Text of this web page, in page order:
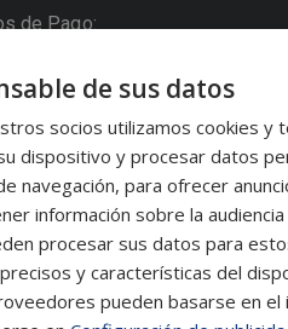
de Pago:
Posgrado de Salamanca
Tablón de anuncios
de sus datos
socios utilizamos cookies y
dispositivo y procesar datos
navegación, para ofrecer
información sobre la
procesar sus datos para
y características del
pueden basarse en